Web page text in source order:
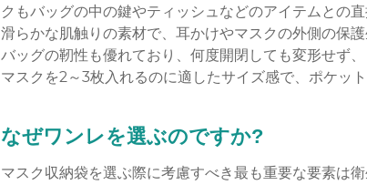
クもバッグの中の鍵やティッシュなどのアイテムとの
滑らかな肌触りの素材で、耳かけやマスクの外側の保
バッグの靭性も優れており、何度開閉しても変形せず
マスクを2～3枚入れるのに適したサイズ感で、ポケッ
なぜワンレを選ぶのですか?
マスク収納袋を選ぶ際に考慮すべき最も重要な要素は